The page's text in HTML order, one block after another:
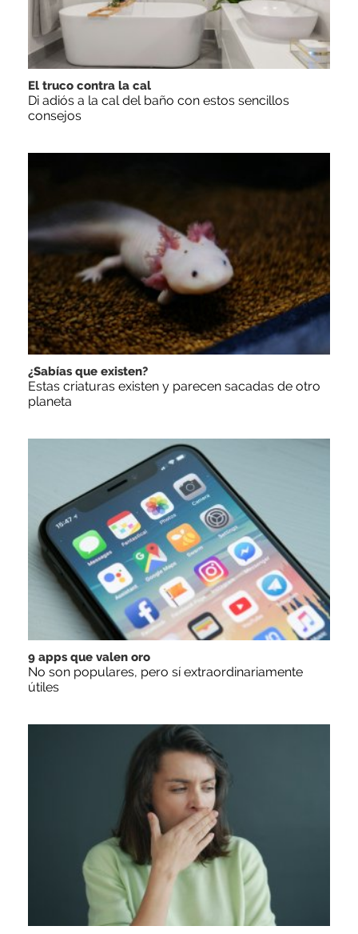
El truco contra la cal
Di adiós a la cal del baño con estos sencillos
consejos
¿Sabías que existen?
Estas criaturas existen y parecen sacadas de otro
planeta
9 apps que valen oro
No son populares, pero sí extraordinariamente
útiles